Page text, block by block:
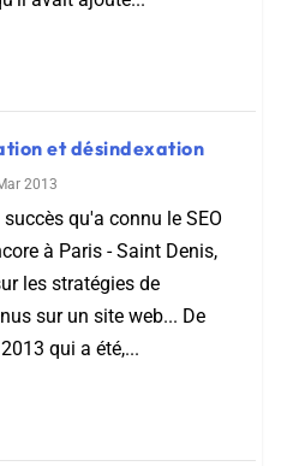
et désindexation
2013
qu'a connu le SEO
à Paris - Saint Denis,
les stratégies de
sur un site web... De
qui a été,...